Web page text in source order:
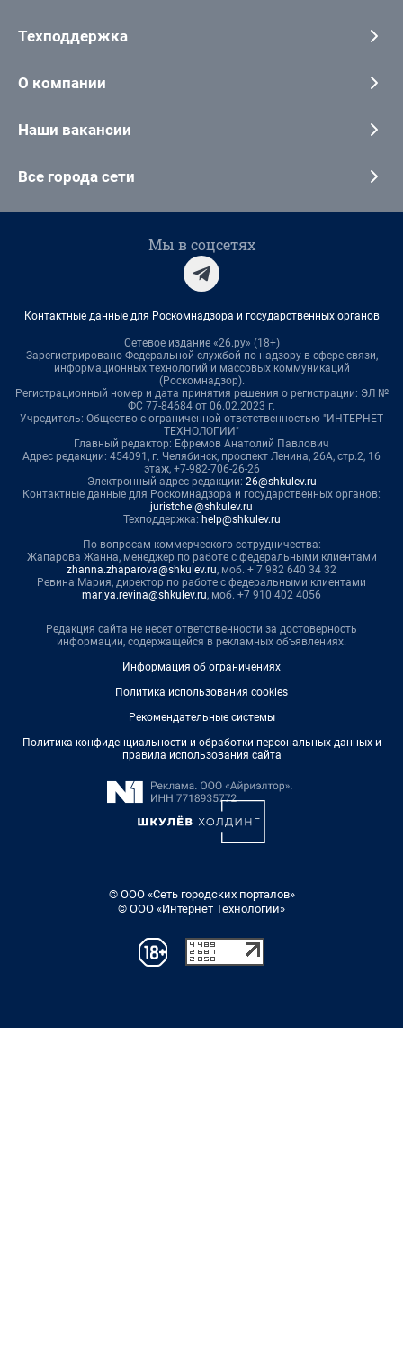
Техподдержка
О компании
Наши вакансии
Все города сети
Мы в соцсетях
Контактные данные для Роскомнадзора и государственных органов
Сетевое издание «26.ру» (18+)
Зарегистрировано Федеральной службой по надзору в сфере связи,
информационных технологий и массовых коммуникаций
(Роскомнадзор).
Регистрационный номер и дата принятия решения о регистрации: ЭЛ №
ФС 77-84684 от 06.02.2023 г.
Учредитель: Общество с ограниченной ответственностью "ИНТЕРНЕТ
ТЕХНОЛОГИИ"
Главный редактор: Ефремов Анатолий Павлович
Адрес редакции: 454091, г. Челябинск, проспект Ленина, 26А, стр.2, 16
этаж, +7-982-706-26-26
Электронный адрес редакции: 26@shkulev.ru
Контактные данные для Роскомнадзора и государственных органов:
juristchel@shkulev.ru
Техподдержка: help@shkulev.ru
По вопросам коммерческого сотрудничества:
Жапарова Жанна, менеджер по работе с федеральными клиентами
zhanna.zhaparova@shkulev.ru, моб. + 7 982 640 34 32
Ревина Мария, директор по работе с федеральными клиентами
mariya.revina@shkulev.ru, моб. +7 910 402 4056
Редакция сайта не несет ответственности за достоверность
информации, содержащейся в рекламных объявлениях.
Информация об ограничениях
Политика использования cookies
Рекомендательные системы
Политика конфиденциальности и обработки персональных данных и
правила использования сайта
© ООО «Сеть городских порталов»
© ООО «Интернет Технологии»